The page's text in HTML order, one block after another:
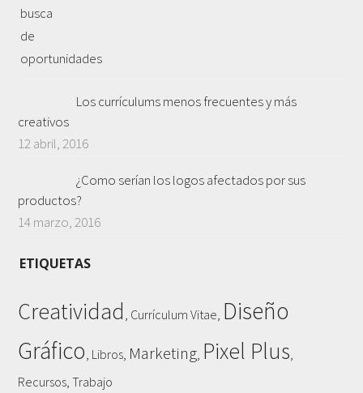
Los currículums menos frecuentes y más
creativos
12 abril, 2016
¿Como serían los logos afectados por sus
productos?
14 marzo, 2016
ETIQUETAS
Creatividad, Currículum Vitae, Diseño
Gráfico, Libros, Marketing, Pixel Plus,
Recursos,Trabajo